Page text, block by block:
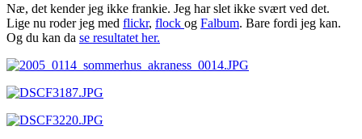
Næ, det kender jeg ikke frankie. Jeg har slet ikke svært ved det.
Lige nu roder jeg med flickr, flock og Falbum. Bare fordi jeg kan.
Og du kan da se resultatet her.